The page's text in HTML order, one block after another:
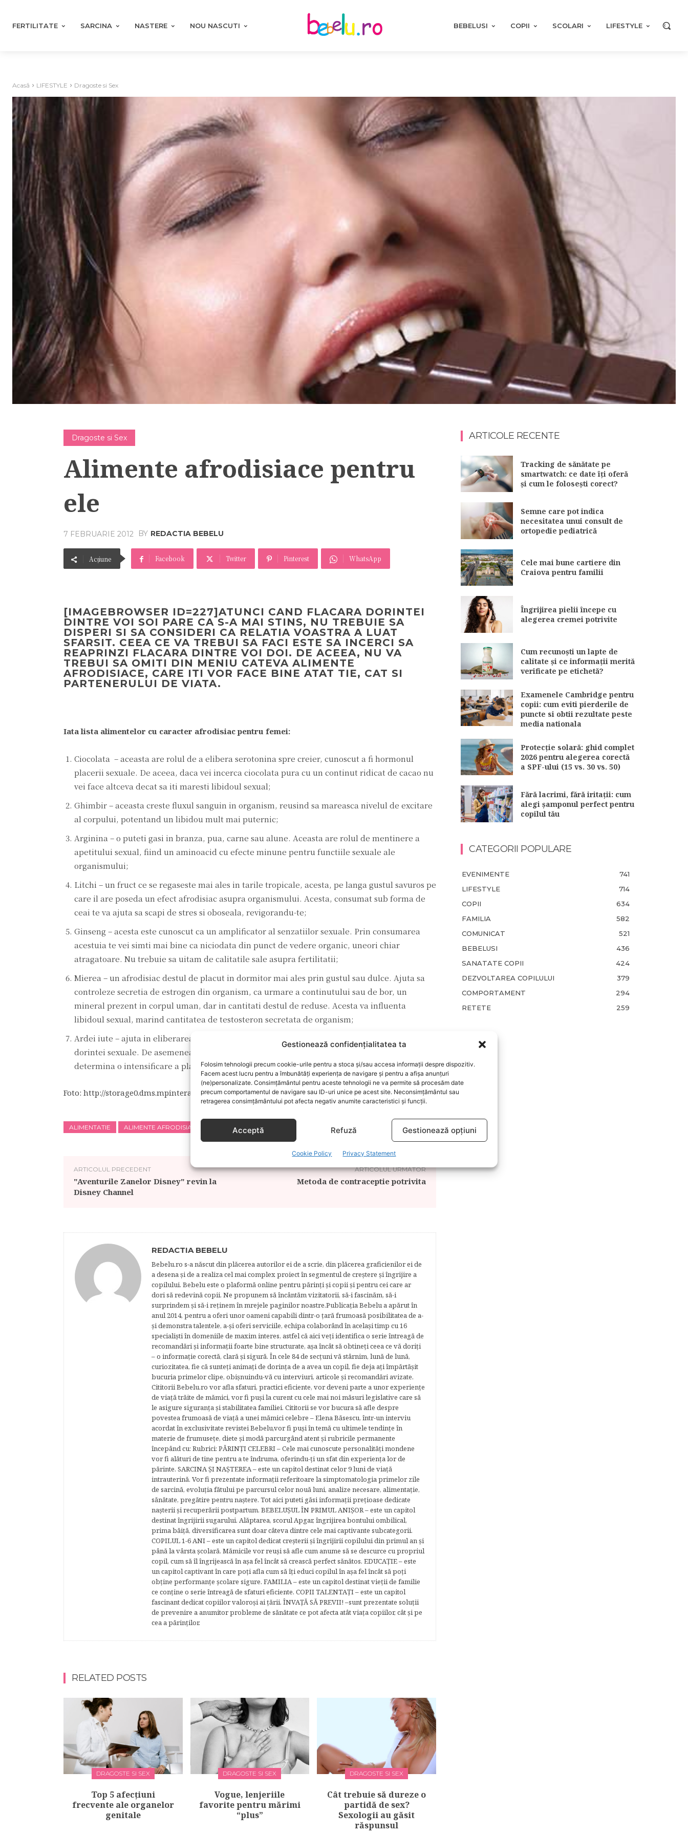
Gestionează confidențialitatea ta
Folosim tehnologii precum cookie-urile pentru a stoca și/sau accesa informații despre dispozitiv.
Facem acest lucru pentru a îmbunătăți experiența de navigare și pentru a afișa anunțuri
(ne)personalizate. Consimțământul pentru aceste tehnologii ne va permite să procesăm date
precum comportamentul de navigare sau ID-uri unice pe acest site. Neconsimțământul sau
retragerea consimțământului pot afecta negativ anumite caracteristici și funcții.
Acceptă Refuză Gestionează opțiuni
Cookie Policy Privacy Statement
FERTILITATE SARCINA NASTERE NOU NASCUTI BEBELUSI COPII SCOLARI LIFESTYLE
Acasă LIFESTYLE Dragoste si Sex
Dragoste si Sex
Alimente afrodisiace pentru
ele
7 FEBRUARIE 2012 BY REDACTIA BEBELU
Acțiune Facebook Twitter Pinterest WhatsApp
[IMAGEBROWSER ID=227]ATUNCI CAND FLACARA DORINTEI
DINTRE VOI SOI PARE CA S-A MAI STINS, NU TREBUIE SA
DISPERI SI SA CONSIDERI CA RELATIA VOASTRA A LUAT
SFARSIT. CEEA CE VA TREBUI SA FACI ESTE SA INCERCI SA
REAPRINZI FLACARA DINTRE VOI DOI. DE ACEEA, NU VA
TREBUI SA OMITI DIN MENIU CATEVA ALIMENTE
AFRODISIACE, CARE ITI VOR FACE BINE ATAT TIE, CAT SI
PARTENERULUI DE VIATA.
Iata lista alimentelor cu caracter afrodisiac pentru femei:
Ciocolata – aceasta are rolul de a elibera serotonina spre creier, cunoscut a fi hormonul
placerii sexuale. De aceea, daca vei incerca ciocolata pura cu un continut ridicat de cacao nu
vei face altceva decat sa iti maresti libidoul sexual;
Ghimbir – aceasta creste fluxul sanguin in organism, reusind sa mareasca nivelul de excitare
al corpului, potentand un libidou mult mai puternic;
Arginina – o puteti gasi in branza, pua, carne sau alune. Aceasta are rolul de mentinere a
apetitului sexual, fiind un aminoacid cu efecte minune pentru functiile sexuale ale
organismului;
Litchi – un fruct ce se regaseste mai ales in tarile tropicale, acesta, pe langa gustul savuros pe
care il are poseda un efect afrodisiac asupra organismului. Acesta, consumat sub forma de
ceai te va ajuta sa scapi de stres si oboseala, revigorandu-te;
Ginseng – acesta este cunoscut ca un amplificator al senzatiilor sexuale. Prin consumarea
acestuia te vei simti mai bine ca niciodata din punct de vedere organic, uneori chiar
atragatoare. Nu trebuie sa uitam de calitatile sale asupra fertilitatii;
Mierea – un afrodisiac destul de placut in dormitor mai ales prin gustul sau dulce. Ajuta sa
controleze secretia de estrogen din organism, ca urmare a continutului sau de bor, un
mineral prezent in corpul uman, dar in cantitati destul de reduse. Acesta va influenta
libidoul sexual, marind cantitatea de testosteron secretata de organism;
Ardei iute – ajuta in eliberarea endorfinelor, cu rol crescut in ceea ce priveste activarea
dorintei sexuale. De asemenea, are rol intensificator al fluxului sanguin, ceea ce va
determina o intensificare a placerii orgasmice.
Foto: http://storage0.dms.mpinteractiv.ro / http://www.plusdieta.ro
ALIMENTATIE ALIMENTE AFRODISIACE CUPLU DRAGOSTE SI SEX RELATII
ARTICOLUL PRECEDENT
"Aventurile Zanelor Disney" revin la
Disney Channel
ARTICOLUL URMĂTOR
Metoda de contraceptie potrivita
REDACTIA BEBELU
Bebelu.ro s-a născut din plăcerea autorilor ei de a scrie, din plăcerea graficienilor ei de
a desena şi de a realiza cel mai complex proiect în segmentul de creştere şi îngrijire a
copilului. Bebelu este o plaformă online pentru părinţi şi copii şi pentru cei care ar
dori să redevină copii. Ne propunem să încântăm vizitatorii, să-i fascinăm, să-i
surprindem şi să-i reţinem în mrejele paginilor noastre.​ Publicația Bebelu a apărut în
anul 2014, pentru a oferi unor oameni capabili dintr-o ţară frumoasă posibilitatea de a-
şi demonstra talentele, a-şi oferi serviciile, echipa colaborând în acelaşi timp cu 16
specialişti în domeniile de maxim interes, astfel că aici veţi identifica o serie întreagă de
recomandări şi informaţii foarte bine structurate, aşa încât să obtineţi ceea ce vă doriţi
– o informaţie corectă, clară şi sigură. În cele 84 de secțuni vă stârnim, lună de lună,
curiozitatea, fie că sunteţi animaţi de dorinţa de a avea un copil, fie deja aţi împărtăşit
bucuria primelor clipe, obişnuindu-vă cu interviuri, articole şi recomandări avizate.
Cititorii Bebelu.ro vor afla sfaturi, practici eficiente, vor deveni parte a unor experienţe
de viaţă trăite de mămici, vor fi puşi la curent cu cele mai noi măsuri legislative care să
le asigure siguranţa şi stabilitatea familiei. Cititorii se vor bucura să afle despre
povestea frumoasă de viață a unei mămici celebre – Elena Băsescu, într-un interviu
acordat în exclusivitate revistei Bebelu,vor fi puşi în temă cu ultimele tendinţe în
materie de frumuseţe, diete şi modă parcurgând atent şi rubricile permanente
începând cu: Rubrici: PĂRINŢI CELEBRI – Cele mai cunoscute personalităţi mondene
vor fi alături de tine pentru a te îndruma, oferindu-ţi un sfat din experienţa lor de
părinte. SARCINA ŞI NAŞTEREA – este un capitol destinat celor 9 luni de viaţă
intrauterină. Vor fi prezentate informaţii referitoare la simptomatologia primelor zile
de sarcină, evoluţia fătului pe parcursul celor nouă luni, analize necesare, alimentaţie,
sănătate, pregătire pentru naştere. Tot aici puteti găsi informaţii preţioase dedicate
naşterii şi recuperării postpartum. BEBELUŞUL ÎN PRIMUL ANIŞOR – este un capitol
destinat îngrijirii sugarului. Alăptarea, scorul Apgar, îngrijirea bontului ombilical,
prima băiţă, diversificarea sunt doar câteva dintre cele mai captivante subcategorii.
COPILUL 1-6 ANI – este un capitol dedicat creşterii şi îngrijirii copilului din primul an şi
până la vârsta şcolară. Mămicile vor reuşi să afle cum anume să se descurce cu propriul
copil, cum să îl îngrijească în aşa fel încât să crească perfect sănătos. EDUCAŢIE – este
un capitol captivant în care poţi afla cum să îţi educi copilul în aşa fel încât să poţi
obţine performanţe şcolare sigure. FAMILIA – este un capitol destinat vieţii de familie
ce conţine o serie întreagă de sfaturi eficiente. COPII TALENTAŢI – este un capitol
fascinant dedicat copiilor valoroși ai țării. ÎNVAŢĂ SĂ PREVII! –sunt prezentate soluţii
de prevenire a anumitor probleme de sănătate ce pot afecta atât viaţa copiilor, cât şi pe
cea a părinţilor.
RELATED POSTS
DRAGOSTE SI SEX
Top 5 afecțiuni
frecvente ale organelor
genitale
DRAGOSTE SI SEX
Vogue, lenjeriile
favorite pentru mărimi
“plus”
DRAGOSTE SI SEX
Cât trebuie să dureze o
partidă de sex?
Sexologii au găsit
răspunsul
ARTICOLE RECENTE
Tracking de sănătate pe
smartwatch: ce date îți oferă
și cum le folosești corect?
Semne care pot indica
necesitatea unui consult de
ortopedie pediatrică
Cele mai bune cartiere din
Craiova pentru familii
Îngrijirea pielii începe cu
alegerea cremei potrivite
Cum recunoști un lapte de
calitate și ce informații merită
verificate pe etichetă?
Examenele Cambridge pentru
copii: cum eviti pierderile de
puncte si obtii rezultate peste
media nationala
Protecție solară: ghid complet
2026 pentru alegerea corectă
a SPF-ului (15 vs. 30 vs. 50)
Fără lacrimi, fără iritații: cum
alegi șamponul perfect pentru
copilul tău
CATEGORII POPULARE
EVENIMENTE
741
LIFESTYLE
714
COPII
634
FAMILIA
582
COMUNICAT
521
BEBELUSI
436
SANATATE COPII
424
DEZVOLTAREA COPILULUI
379
COMPORTAMENT
294
RETETE
259